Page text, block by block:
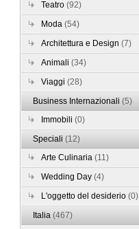
Teatro(92)
Moda(54)
Architettura e Design(7)
Animali(34)
Viaggi(28)
Business Internazionali(5)
Immobili(0)
Speciali(12)
Arte Culinaria(11)
Wedding Day(4)
L'oggetto del desiderio(0)
Italia(467)